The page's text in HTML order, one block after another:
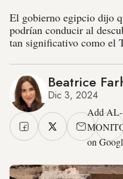
El gobierno egipcio dijo
podrían conducir al
tan significativo como el
Beatrice
Dic 3, 2024
Add AL-
on